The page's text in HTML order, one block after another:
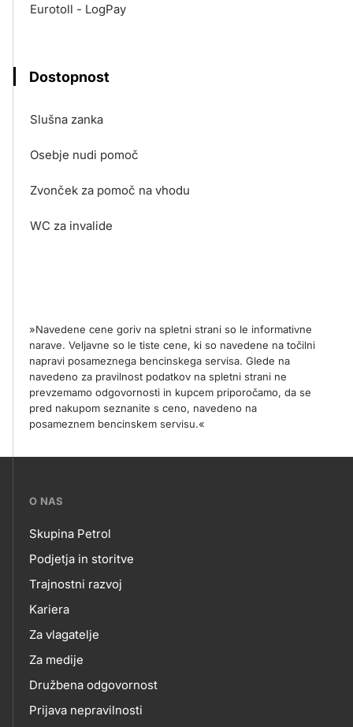
Eurotoll - LogPay
Dostopnost
Slušna zanka
Osebje nudi pomoč
Zvonček za pomoč na vhodu
WC za invalide
»Navedene cene goriv na spletni strani so le informativne
narave. Veljavne so le tiste cene, ki so navedene na točilni
napravi posameznega bencinskega servisa. Glede na
navedeno za pravilnost podatkov na spletni strani ne
prevzemamo odgovornosti in kupcem priporočamo, da se
pred nakupom seznanite s ceno, navedeno na
posameznem bencinskem servisu.«
???
skupno.footer-
title???
O NAS
O
NAS
Skupina Petrol
Podjetja in storitve
Trajnostni razvoj
Kariera
Za vlagatelje
Za medije
Družbena odgovornost
Prijava nepravilnosti